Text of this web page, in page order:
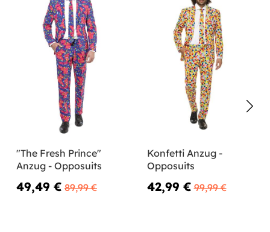
"The Fresh Prince"
Anzug - Opposuits
49,49 € 89,99 €
Konfetti Anzug -
Opposuits
42,99 € 99,99 €